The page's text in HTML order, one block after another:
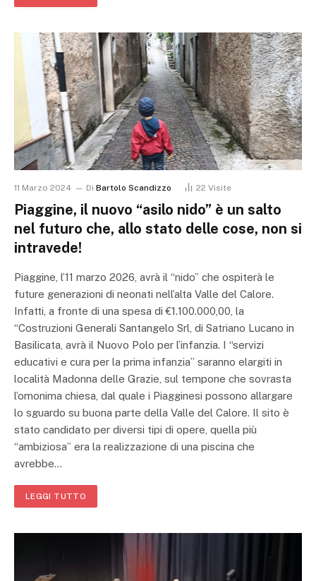
11 Marzo 2024 Di Bartolo Scandizzo 22 Visite
Piaggine, il nuovo “asilo nido” è un salto
nel futuro che, allo stato delle cose, non si
intravede!
Piaggine, l’11 marzo 2026, avrà il “nido” che ospiterà le
future generazioni di neonati nell’alta Valle del Calore.
Infatti, a fronte di una spesa di €1.100.000,00, la
“Costruzioni Generali Santangelo Srl, di Satriano Lucano in
Basilicata, avrà il Nuovo Polo per l’infanzia. I “servizi
educativi e cura per la prima infanzia” saranno elargiti in
località Madonna delle Grazie, sul tempone che sovrasta
l’omonima chiesa, dal quale i Piagginesi possono allargare
lo sguardo su buona parte della Valle del Calore. Il sito è
stato candidato per diversi tipi di opere, quella più
“ambiziosa” era la realizzazione di una piscina che
avrebbe…
LEGGI TUTTO